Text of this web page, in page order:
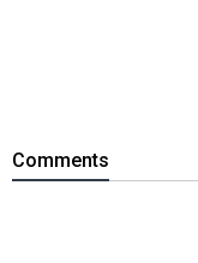
Comments